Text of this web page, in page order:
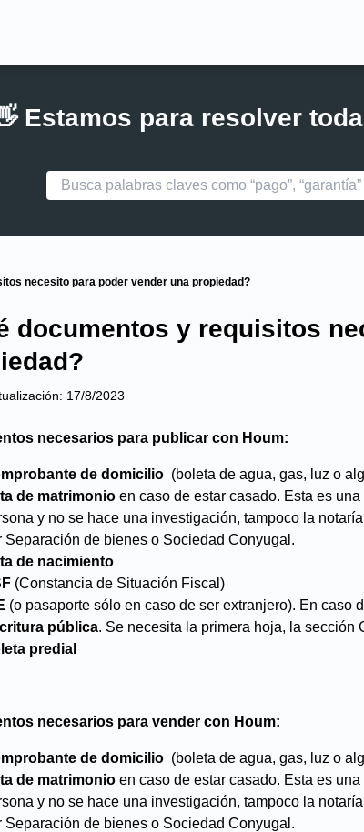
Estamos para resolver
necesito para poder vender una propiedad?
documentos y requisitos
17/8/2023
necesarios para publicar con Houm:
de domicilio (boleta de agua, gas, luz o
de matrimonio en caso de estar casado. Esta es
y no se hace una investigación, tampoco la
Separación de bienes o Sociedad Conyugal.
de nacimiento
(Constancia de Situación Fiscal)
(o pasaporte sólo en caso de ser extranjero). En caso
pública. Se necesita la primera hoja, la
predial
necesarios para vender con Houm:
de domicilio (boleta de agua, gas, luz o
de matrimonio en caso de estar casado. Esta es
y no se hace una investigación, tampoco la
Separación de bienes o Sociedad Conyugal.